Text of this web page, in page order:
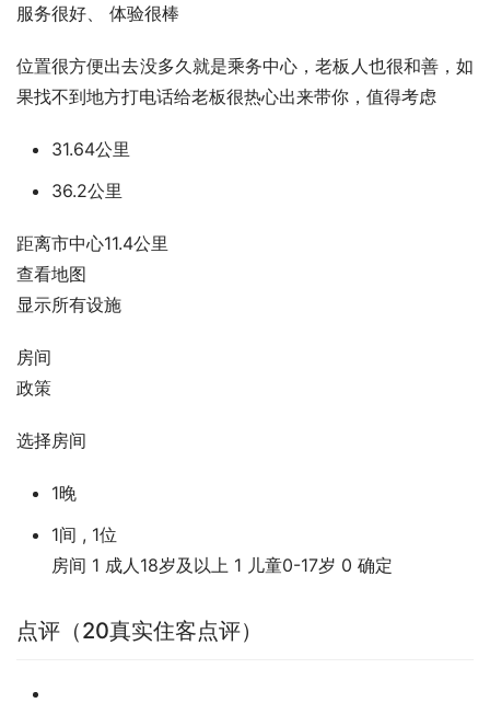
服务很好、 体验很棒
位置很方便出去没多久就是乘务中心，老板人也很和善，如
果找不到地方打电话给老板很热心出来带你，值得考虑
31.64公里
36.2公里
距离市中心11.4公里
查看地图
显示所有设施
房间
政策
选择房间
1晚
1间 , 1位
房间 1 成人18岁及以上 1 儿童0-17岁 0 确定
点评（20真实住客点评）